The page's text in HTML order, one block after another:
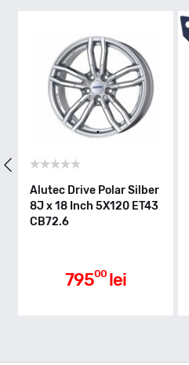
Alutec Drive Polar Silber
8J x 18 Inch 5X120 ET43
CB72.6
79500 lei